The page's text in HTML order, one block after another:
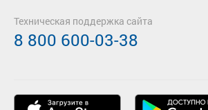
Техническая поддержка сайта
8 800 600-03-38